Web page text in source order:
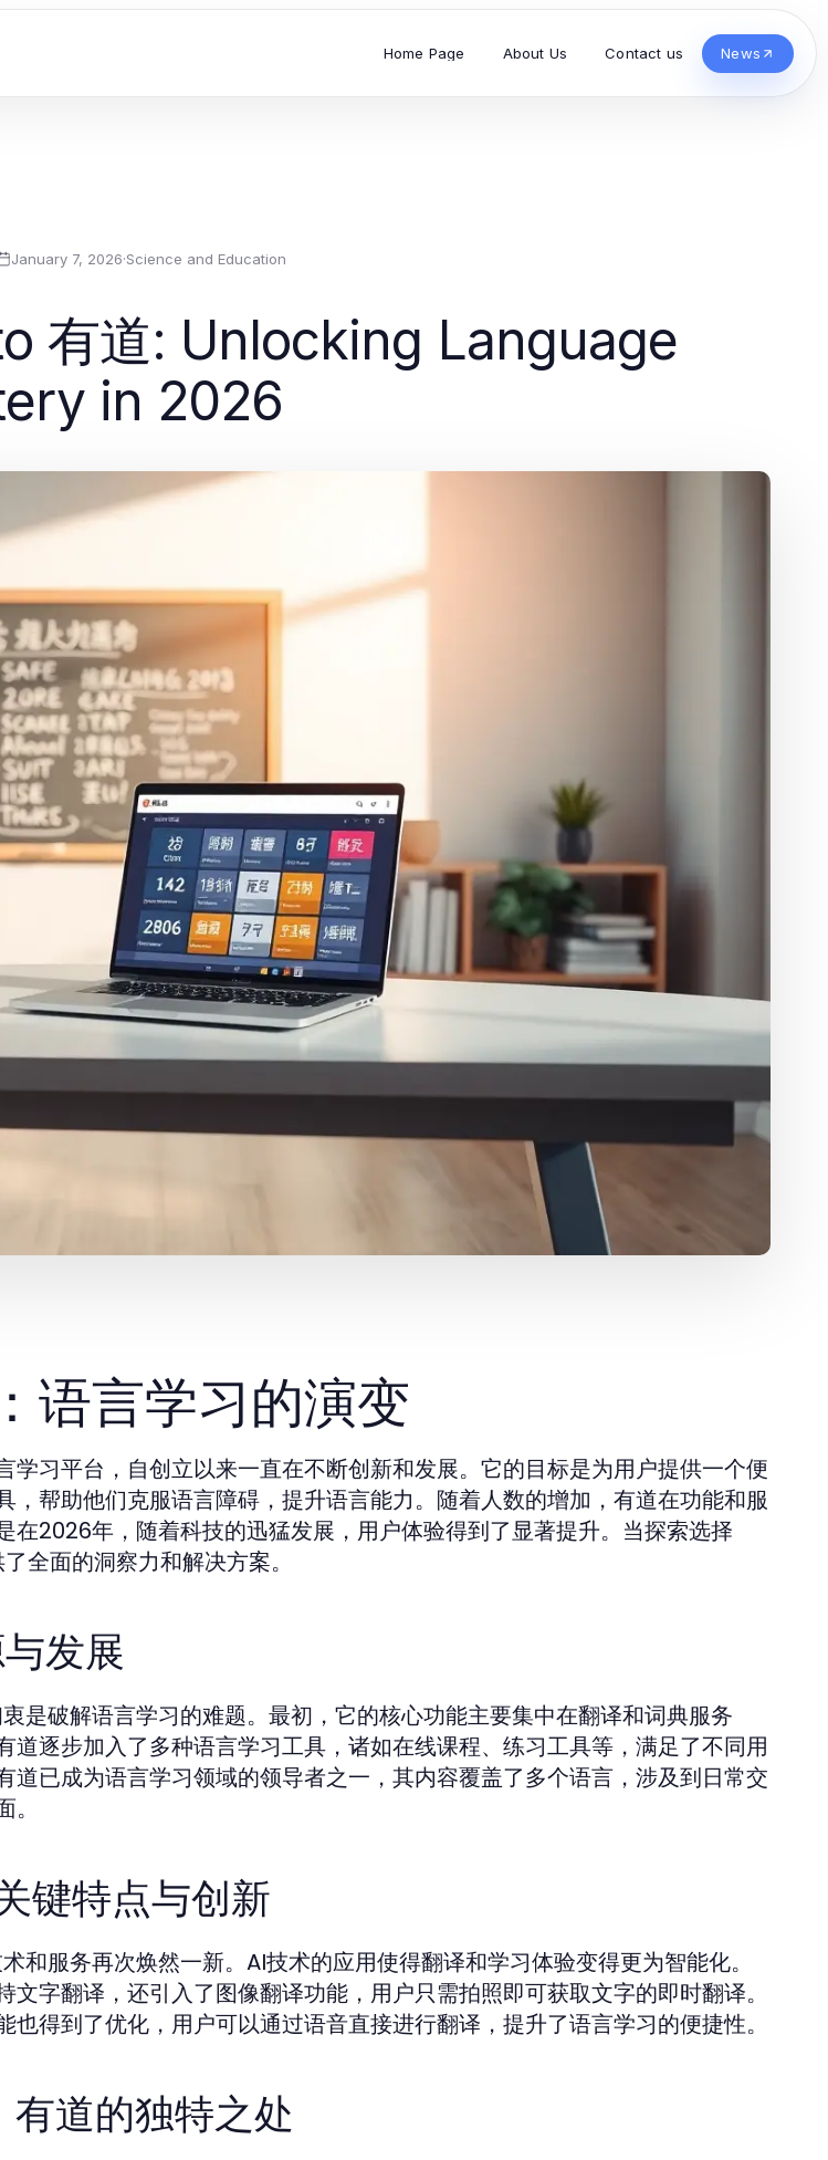
Home Page About Us Contact us News
January 7, 2026·Science and Education
有道: Unlocking Language
in 2026
语言学习的演变
学习平台，自创立以来一直在不断创新和发展。它的目标是为用户提供一个便
，帮助他们克服语言障碍，提升语言能力。随着人数的增加，有道在功能和服
在2026年，随着科技的迅猛发展，用户体验得到了显著提升。当探索选择
全面的洞察力和解决方案。
发展
是破解语言学习的难题。最初，它的核心功能主要集中在翻译和词典服务
道逐步加入了多种语言学习工具，诸如在线课程、练习工具等，满足了不同用
道已成为语言学习领域的领导者之一，其内容覆盖了多个语言，涉及到日常交
键特点与创新
和服务再次焕然一新。AI技术的应用使得翻译和学习体验变得更为智能化。
文字翻译，还引入了图像翻译功能，用户只需拍照即可获取文字的即时翻译。
也得到了优化，用户可以通过语音直接进行翻译，提升了语言学习的便捷性。
道的独特之处